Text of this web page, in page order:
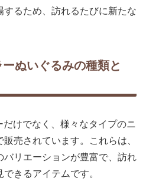
るため、訪れるたびに新たな
ぬいぐるみの種類と
けでなく、様々なタイプのニ
売されています。これらは、
バリエーションが豊富で、訪れ
きるアイテムです。